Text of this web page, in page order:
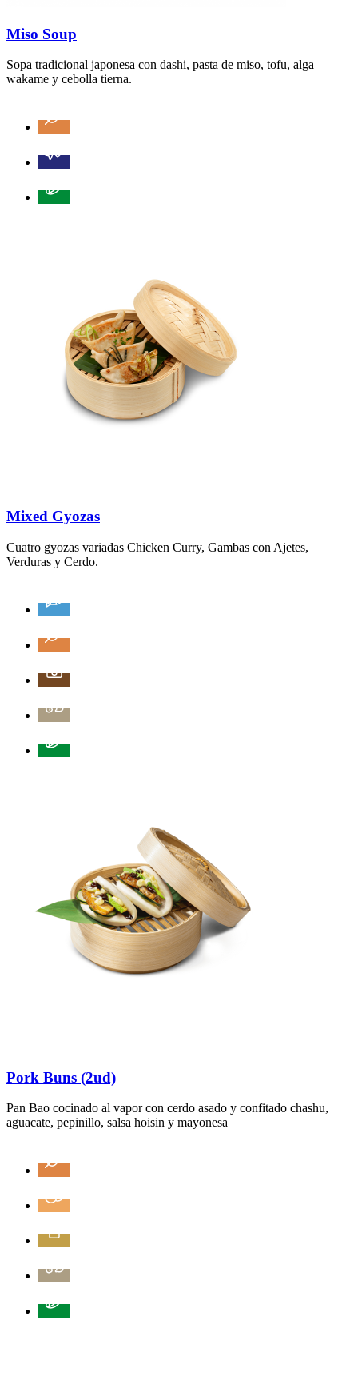
Miso Soup
Sopa tradicional japonesa con dashi, pasta de miso, tofu, alga
wakame y cebolla tierna.
Mixed Gyozas
Cuatro gyozas variadas Chicken Curry, Gambas con Ajetes,
Verduras y Cerdo.
Pork Buns (2ud)
Pan Bao cocinado al vapor con cerdo asado y confitado chashu,
aguacate, pepinillo, salsa hoisin y mayonesa